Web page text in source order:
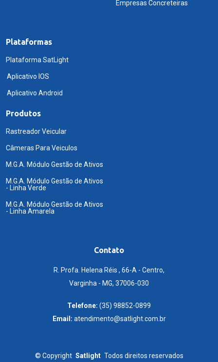
Empresas Concreteiras
Plataformas
Plataforma SatLight
Aplicativo IOS
Aplicativo Android
Produtos
Rastreador Veicular
Câmeras Para Veiculos
M.G.A. Módulo Gestão de Ativos
M.G.A. Módulo Gestão de Ativos
- Linha Verde
M.G.A. Módulo Gestão de Ativos
- Linha Amarela
Contato
R. Profa. Helena Réis , 66-A - Centro,
Varginha - MG, 37006-030
Telefone: (35) 98852-0899
Email: atendimento@satlight.com.br
© Copyright Satlight Todos direitos reservados